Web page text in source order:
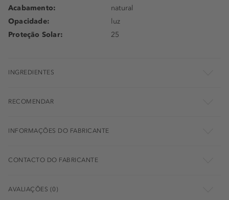
Acabamento:
natural
Opacidade:
luz
Proteção Solar:
25
INGREDIENTES
RECOMENDAR
INFORMAÇÕES DO FABRICANTE
CONTACTO DO FABRICANTE
AVALIAÇÕES (0)